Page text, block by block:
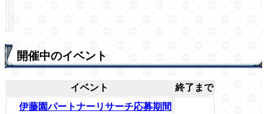
開催中のイベント
イベント
終了まで
伊藤園パートナーリサーチ応募期間